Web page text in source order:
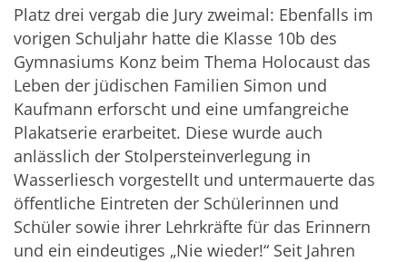
Platz drei vergab die Jury zweimal: Ebenfalls im
vorigen Schuljahr hatte die Klasse 10b des
Gymnasiums Konz beim Thema Holocaust das
Leben der jüdischen Familien Simon und
Kaufmann erforscht und eine umfangreiche
Plakatserie erarbeitet. Diese wurde auch
anlässlich der Stolpersteinverlegung in
Wasserliesch vorgestellt und untermauerte das
öffentliche Eintreten der Schülerinnen und
Schüler sowie ihrer Lehrkräfte für das Erinnern
und ein eindeutiges „Nie wieder!“ Seit Jahren